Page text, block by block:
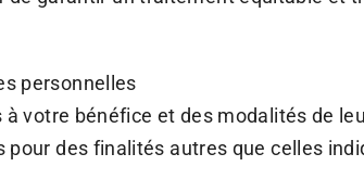
personnelles
votre bénéfice et des modalités de
pour des finalités autres que celles